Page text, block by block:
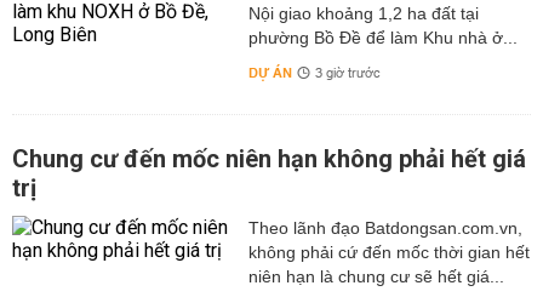
Nội giao khoảng 1,2 ha đất tại
phường Bồ Đề để làm Khu nhà ở...
DỰ ÁN 3 giờ trước
Chung cư đến mốc niên hạn không phải hết giá
trị
Theo lãnh đạo Batdongsan.com.vn,
không phải cứ đến mốc thời gian hết
niên hạn là chung cư sẽ hết giá...